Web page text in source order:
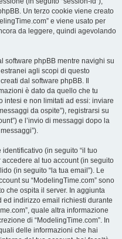
Un terzo cookie viene creato
e viene usato per
da leggere, quindi agevolando
software phpBB mentre navighi su
agli scopi di questo
dal software phpBB. Il
è dato da quello che tu
intesi e non limitati ad essi: inviare
da ospite”), registrarsi su
e l’invio di messaggi dopo la
identificativo (in seguito “il tuo
al tuo account (in seguito
(in seguito “la tua email”). Le
su “ModelingTime.com” sono
che ospita il server. In aggiunta
indirizzo email richiesti durante
quale altra informazione
di “ModelingTime.com”. In
delle informazioni che hai